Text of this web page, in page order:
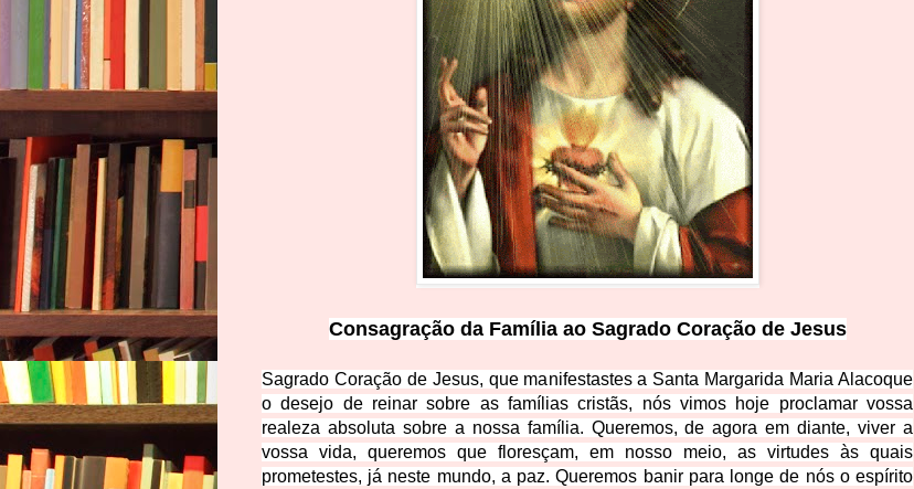
Consagração da Família ao Sagrado Coração de Jesus
Sagrado Coração de Jesus, que manifestastes a Santa Margarida Maria Alacoque
o desejo de reinar sobre as famílias cristãs, nós vimos hoje proclamar vossa
realeza absoluta sobre a nossa família. Queremos, de agora em diante, viver a
vossa vida, queremos que floresçam, em nosso meio, as virtudes às quais
prometestes, já neste mundo, a paz. Queremos banir para longe de nós o espírito